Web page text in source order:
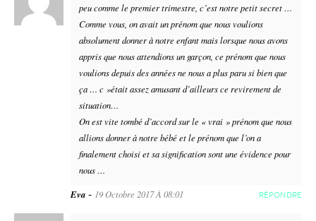
peu comme le premier trimestre, c’est notre petit secret …
Comme vous, on avait un prénom que nous voulions
absolument donner à notre enfant mais lorsque nous avons
appris que nous attendions un garçon, ce prénom que nous
voulions depuis des années ne nous a plus paru si bien que
ça … c »était assez amusant d’ailleurs ce revirement de
situation…
On est vite tombé d’accord sur le « vrai » prénom que nous
allions donner à notre bébé et le prénom que l’on a
finalement choisi et sa signification sont une évidence pour
nous …
Eva - 19 Octobre 2017 À 08:01 RÉPONDRE